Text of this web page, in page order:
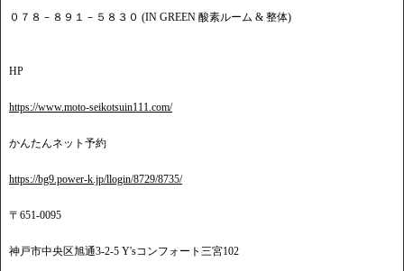
０７８－８９１－５８３０ (IN GREEN 酸素ルーム & 整体)
HP
https://www.moto-seikotsuin111.com/
かんたんネット予約
https://bg9.power-k.jp/llogin/8729/8735/
〒651-0095
神戸市中央区旭通3-2-5 Y'sコンフォート三宮102